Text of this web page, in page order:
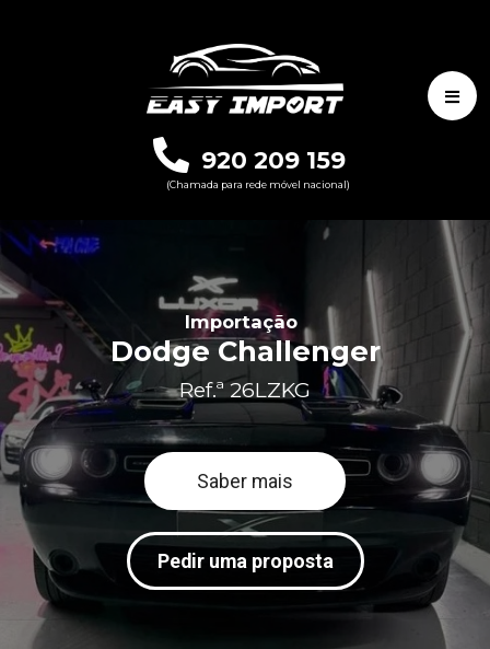
920 209 159
(Chamada para rede móvel nacional)
Importação
Dodge Challenger
Ref.ª 26LZKG
Saber mais
Pedir uma proposta